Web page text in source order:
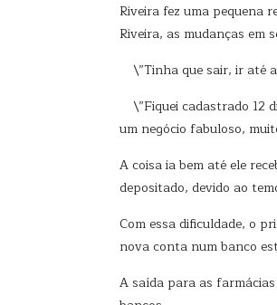
Riveira fez uma pequena
Riveira, as mudanças em
\”Tinha que sair, ir até
\”Fiquei cadastrado 12
um negócio fabuloso,
A coisa ia bem até ele
depositado, devido ao
Com essa dificuldade, o
nova conta num banco
A saída para as